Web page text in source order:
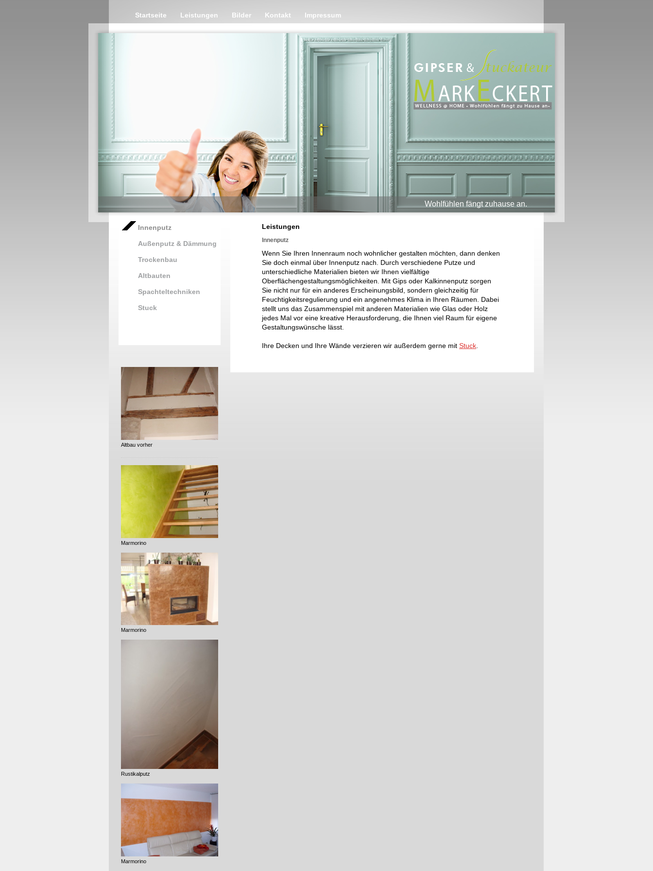
Startseite Leistungen Bilder Kontakt Impressum
Wohlfühlen fängt zuhause an.
Innenputz
Außenputz & Dämmung
Trockenbau
Altbauten
Spachteltechniken
Stuck
Altbau vorher
Marmorino
Marmorino
Rustikalputz
Marmorino
Leistungen
Innenputz
Wenn Sie Ihren Innenraum noch wohnlicher gestalten möchten, dann denken
Sie doch einmal über Innenputz nach. Durch verschiedene Putze und
unterschiedliche Materialien bieten wir Ihnen vielfältige
Oberflächengestaltungsmöglichkeiten. Mit Gips oder Kalkinnenputz sorgen
Sie nicht nur für ein anderes Erscheinungsbild, sondern gleichzeitig für
Feuchtigkeitsregulierung und ein angenehmes Klima in Ihren Räumen. Dabei
stellt uns das Zusammenspiel mit anderen Materialien wie Glas oder Holz
jedes Mal vor eine kreative Herausforderung, die Ihnen viel Raum für eigene
Gestaltungswünsche lässt.
Ihre Decken und Ihre Wände verzieren wir außerdem gerne mit Stuck